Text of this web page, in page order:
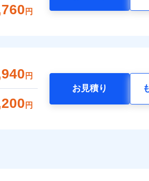
円
円
円
お見積り